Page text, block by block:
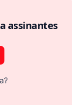
assinantes